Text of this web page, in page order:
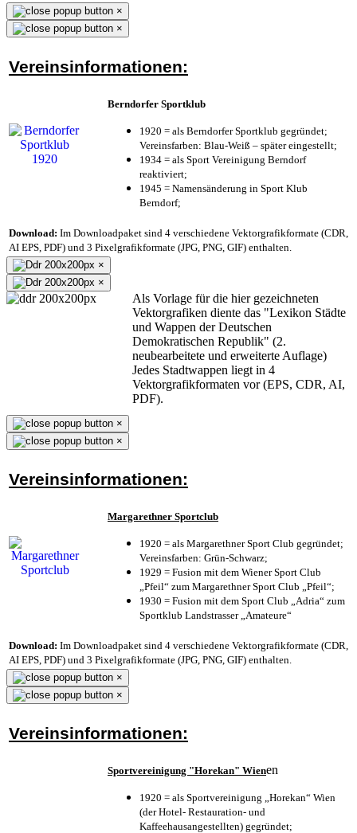
×
×
Vereinsinformationen:
Berndorfer Sportklub
1920 = als Berndorfer Sportklub gegründet;
Vereinsfarben: Blau-Weiß – später eingestellt;
1934 = als Sport Vereinigung Berndorf
reaktiviert;
1945 = Namensänderung in Sport Klub
Berndorf;
Download: Im Downloadpaket sind 4 verschiedene Vektorgrafikformate (CDR,
AI EPS, PDF) und 3 Pixelgrafikformate (JPG, PNG, GIF) enthalten.
×
×
Als Vorlage für die hier gezeichneten
Vektorgrafiken diente das "Lexikon Städte
und Wappen der Deutschen
Demokratischen Republik" (2.
neubearbeitete und erweiterte Auflage)
Jedes Stadtwappen liegt in 4
Vektorgrafikformaten vor (EPS, CDR, AI,
PDF).
×
×
Vereinsinformationen:
Margarethner Sportclub
1920 = als Margarethner Sport Club gegründet;
Vereinsfarben: Grün-Schwarz;
1929 = Fusion mit dem Wiener Sport Club
„Pfeil“ zum Margarethner Sport Club „Pfeil“;
1930 = Fusion mit dem Sport Club „Adria“ zum
Sportklub Landstrasser „Amateure“
Download: Im Downloadpaket sind 4 verschiedene Vektorgrafikformate (CDR,
AI EPS, PDF) und 3 Pixelgrafikformate (JPG, PNG, GIF) enthalten.
×
×
Vereinsinformationen:
Sportvereinigung "Horekan" Wienen
1920 = als Sportvereinigung „Horekan“ Wien
(der Hotel- Restauration- und
Kaffeehausangestellten) gegründet;